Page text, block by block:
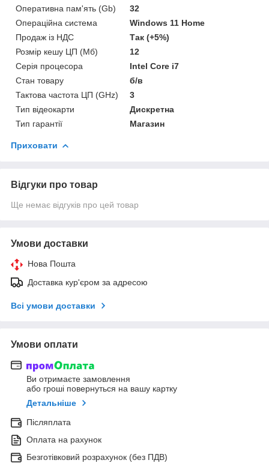
Оперативна пам'ять (Gb)
32
Операційна система
Windows 11 Home
Продаж із НДС
Так (+5%)
Розмір кешу ЦП (Мб)
12
Серія процесора
Intel Core i7
Стан товару
б/в
Тактова частота ЦП (GHz)
3
Тип відеокарти
Дискретна
Тип гарантії
Магазин
Приховати
Відгуки про товар
Ще немає відгуків про цей товар
Умови доставки
Нова Пошта
Доставка кур'єром за адресою
Всі умови доставки
Умови оплати
Ви отримаєте замовлення
або гроші повернуться на вашу картку
Детальніше
Післяплата
Оплата на рахунок
Безготівковий розрахунок (без ПДВ)